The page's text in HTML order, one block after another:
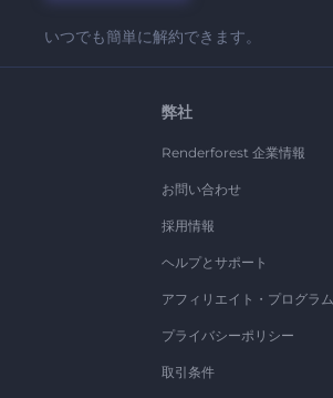
いつでも簡単に解約できます。
弊社
Renderforest 企業情報
お問い合わせ
採用情報
ヘルプとサポート
アフィリエイト・プログラム
プライバシーポリシー
取引条件